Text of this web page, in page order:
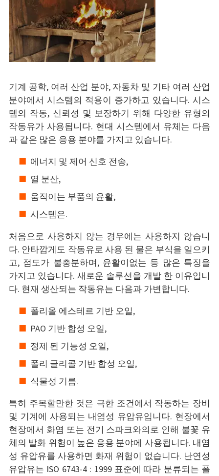
기계 공학, 여러 산업 분야, 자동차 및 기타 여러 산업
분야에서 시스템의 적용이 증가하고 있습니다. 시스
템의 작동, 신뢰성 및 보장하기 위해 다양한 유형의
작동유가 사용됩니다. 현대 시스템에서 유체는 다음
과 같은 많은 응용 분야를 가지고 있습니다.
에너지 및 제어 신호 전송,
열 분산,
움직이는 부품의 윤활,
시스템은.
처음으로 사용하지 않는 경우에는 사용하지 않습니
다. 안타깝게도 작동유로 사용 된 물은 부식을 일으키
고, 점도가 불충분하며, 윤활이없는 등 많은 특징을
가지고 있습니다. 새로운 솔루션을 개발 한 이유입니
다. 현재 생산되는 작동유는 다음과 가변합니다.
폴리올 에스테르 기반 오일,
PAO 기반 합성 오일,
정제 된 기능성 오일,
폴리 글리콜 기반 합성 오일,
식물성 기름.
특히 주목할만한 것은 극한 조건에서 작동하는 장비
및 기계에 사용되는 내염성 유압유입니다. 현장에서
현장에서 화염 또는 전기 스파크와의로 인해 불꽃 유
체의 발화 위험이 높은 응용 분야에 사용됩니다. 내염
성 유압유를 사용하면 화재 위험이 없습니다. 난연성
유압유는 ISO 6743-4 : 1999 표준에 따라 분류되는 폴